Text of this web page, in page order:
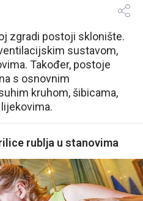
zgradi postoji sklonište.
sustavom,
Također, postoje
s osnovnim
kruhom, šibicama,
rublja u stanovima